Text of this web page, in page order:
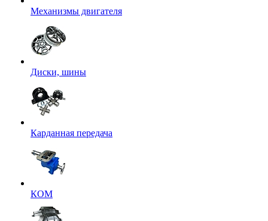
Механизмы двигателя
Диски, шины
Карданная передача
КОМ